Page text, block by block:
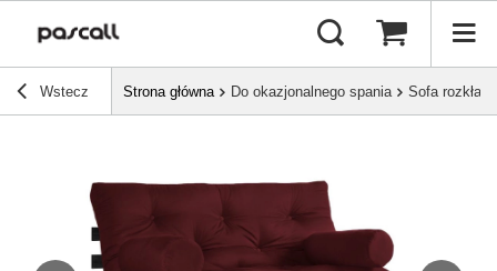
Wstecz Strona główna Do okazjonalnego spania Sofa